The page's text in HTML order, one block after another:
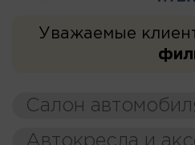
Уважаемые
Салон
Автокресла и